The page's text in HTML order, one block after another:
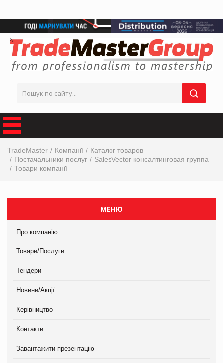
TradeMaster Компанії
Каталог товаров
Постачальники послуг
SalesVector консалтинговая группа
Товари компанії
МЕНЮ
Про компанію
Товари/Послуги
Тендери
Новини/Акції
Керівництво
Контакти
Завантажити презентацію